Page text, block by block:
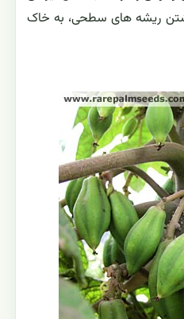
درختان خربزه درختی (پاپایا)
گرمسیری – گرمسیری خنک
با میانگین دمای سالیانه حدود 50 تا 75 درجه فارنهایت
زیاد نیز لذت می برند.
خاک های غنی و هوموسی بوده
که از زهکشی خوبی بررخوردار
لومی را در آفتاب کامل نیز می
ریشه های سطحی، به خاک